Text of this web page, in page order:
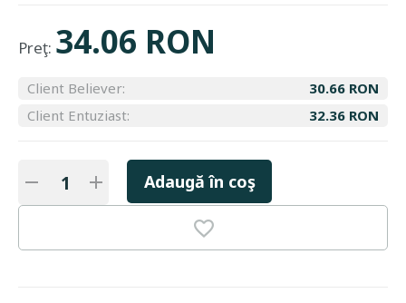
Preţ: 34.06 RON
Client Believer:
30.66 RON
Client Entuziast:
32.36 RON
Adaugă în coş